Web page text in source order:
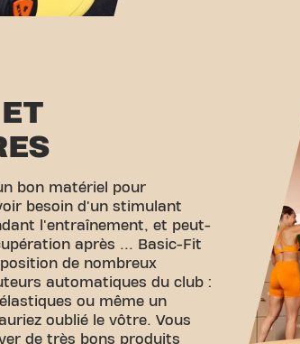
bon matériel pour
besoin d'un stimulant
l'entraînement, et peut-
après ... Basic-Fit
de nombreux
automatiques du club :
ou même un
oublié le vôtre. Vous
de très bons produits